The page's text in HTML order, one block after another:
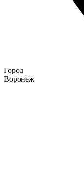
Город
Воронеж